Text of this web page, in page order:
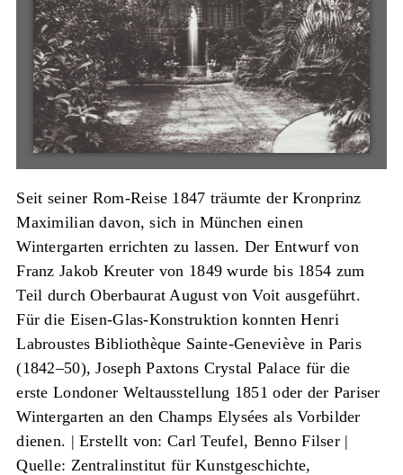
Seit seiner Rom-Reise 1847 träumte der Kronprinz
Maximilian davon, sich in München einen
Wintergarten errichten zu lassen. Der Entwurf von
Franz Jakob Kreuter von 1849 wurde bis 1854 zum
Teil durch Oberbaurat August von Voit ausgeführt.
Für die Eisen-Glas-Konstruktion konnten Henri
Labroustes Bibliothèque Sainte-Geneviève in Paris
(1842–50), Joseph Paxtons Crystal Palace für die
erste Londoner Weltausstellung 1851 oder der Pariser
Wintergarten an den Champs Elysées als Vorbilder
dienen. |Erstellt von: Carl Teufel, Benno Filser|
Quelle: Zentralinstitut für Kunstgeschichte,